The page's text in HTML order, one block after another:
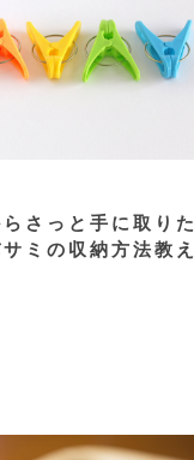
さっと手に取りた
ミの収納方法教え